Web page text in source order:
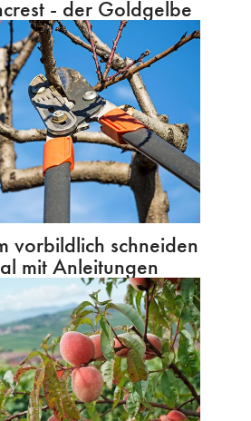
- der Goldgelbe
vorbildlich schneiden
mit Anleitungen